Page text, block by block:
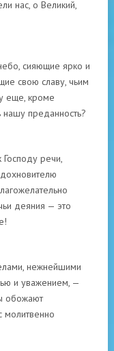
нас, о Великий,
сияющие ярко и
свою славу, чьим
еще, кроме
преданность?
речи,
деяния — это
нежнейшими
и уважением, —
обожают
молитвенно